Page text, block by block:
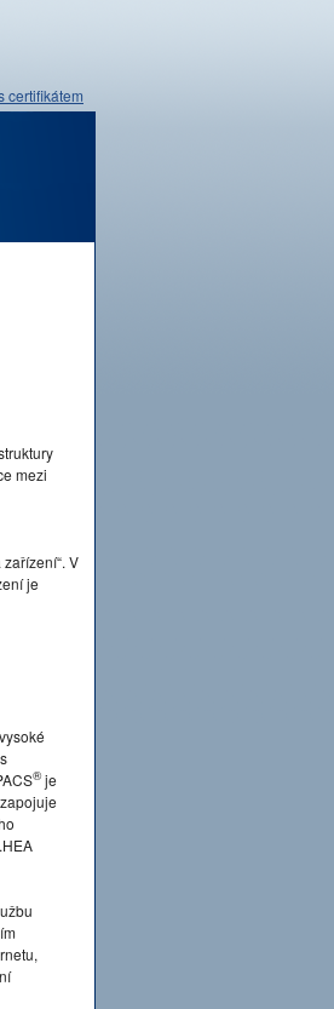
certifikátem
mezi
V
je
®je